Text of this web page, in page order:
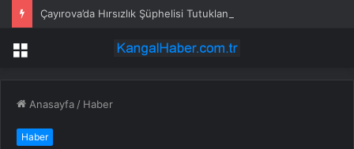
Çayırova’da Hırsızlık Şüphelisi Tutuklandı
Menü
Anasayfa / Haber
Haber